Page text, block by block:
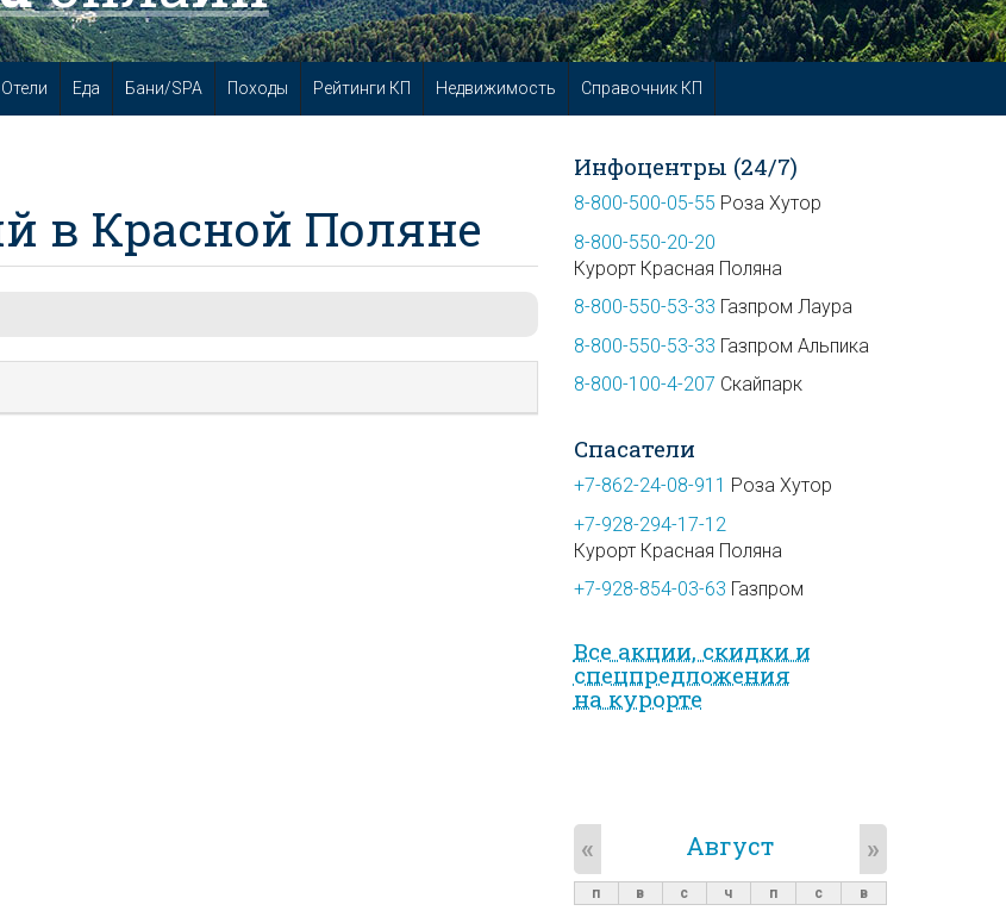
Отели Еда Бани/SPA Походы Рейтинги КП Недвижимость Справочник КП
в Красной Поляне
Инфоцентры (24/7)
8-800-500-05-55 Роза Хутор
8-800-550-20-20
Курорт Красная Поляна
8-800-550-53-33 Газпром Лаура
8-800-550-53-33 Газпром Альпика
8-800-100-4-207 Скайпарк
Спасатели
+7-862-24-08-911 Роза Хутор
+7-928-294-17-12
Курорт Красная Поляна
+7-928-854-03-63 Газпром
Все акции, скидки и
спец­предложе­ния
на курорте
Август
« »
п в с ч п с
в